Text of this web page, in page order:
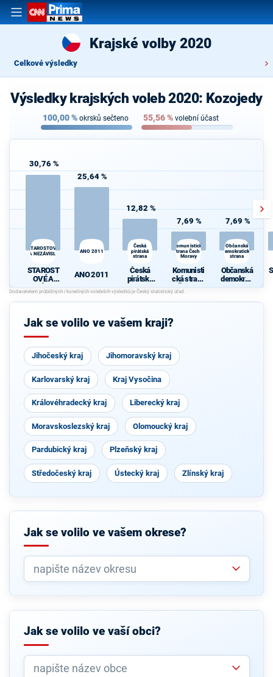
Krajské volby 2020
Celkové výsledky
Výsledky krajských voleb 2020: Kozojedy
100,00% okrsků sečteno 55,56% volební účast
30,76 %
STAROSTOVÉ
A NEZÁVISLÍ
STAROST
OVÉ A
NEZÁVISL
Í
25,64 %
ANO 2011
ANO 2011
12,82 %
Česká
pirátská
strana
Česká
pirátská
strana
7,69 %
Komunistická
strana Čech a
Moravy
Komunisti
cká strana
Čech a
Moravy
7,69 %
Občanská
demokratická
strana
Občanská
demokrati
cká strana
Jak se volilo ve vašem kraji?
Jihočeský kraj Jihomoravský kraj
Karlovarský kraj Kraj Vysočina
Královéhradecký kraj Liberecký kraj
Moravskoslezský kraj Olomoucký kraj
Pardubický kraj Plzeňský kraj
Středočeský kraj Ústecký kraj Zlínský kraj
Jak se volilo ve vašem okrese?
Jak se volilo ve vaší obci?